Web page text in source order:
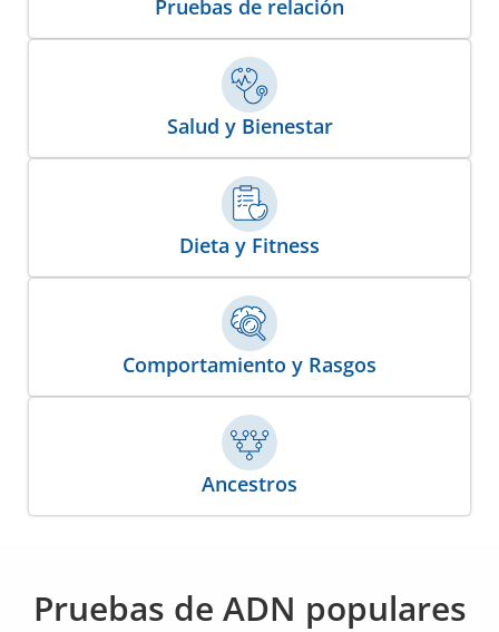
Pruebas de relación
Salud y Bienestar
Dieta y Fitness
Comportamiento y Rasgos
Ancestros
Pruebas de ADN populares